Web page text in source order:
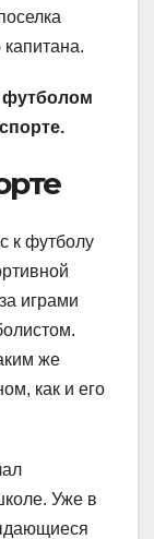
футболом
к футболу
играми
же
как и его
Уже в